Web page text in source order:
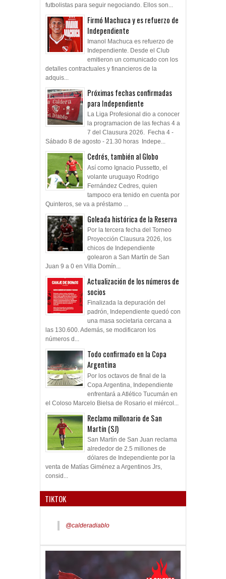
futbolistas para seguir negociando. Ellos son...
Firmó Machuca y es refuerzo de
Independiente
Imanol Machuca es refuerzo de
Independiente. Desde el Club
emitieron un comunicado con los
detalles contractuales y financieros de la
adquis...
Próximas fechas confirmadas
para Independiente
La Liga Profesional dio a conocer
la programacion de las fechas 4 a
7 del Clausura 2026. Fecha 4 -
Sábado 8 de agosto - 21.30 horas Indepe...
Cedrés, también al Globo
Así como Ignacio Pussetto, el
volante uruguayo Rodrigo
Fernández Cedres, quien
tampoco era tenido en cuenta por
Quinteros, se va a préstamo ...
Goleada histórica de la Reserva
Por la tercera fecha del Torneo
Proyección Clausura 2026, los
chicos de Independiente
golearon a San Martín de San
Juan 9 a 0 en Villa Domín...
Actualización de los números de
socios
Finalizada la depuración del
padrón, Independiente quedó con
una masa societaria cercana a
las 130.600. Además, se modificaron los
números d...
Todo confirmado en la Copa
Argentina
Por los octavos de final de la
Copa Argentina, Independiente
enfrentará a Atlético Tucumán en
el Coloso Marcelo Bielsa de Rosario el miércol...
Reclamo millonario de San
Martín (SJ)
San Martín de San Juan reclama
alrededor de 2.5 millones de
dólares de Independiente por la
venta de Matías Giménez a Argentinos Jrs,
consid...
TIKTOK
@calderadiablo